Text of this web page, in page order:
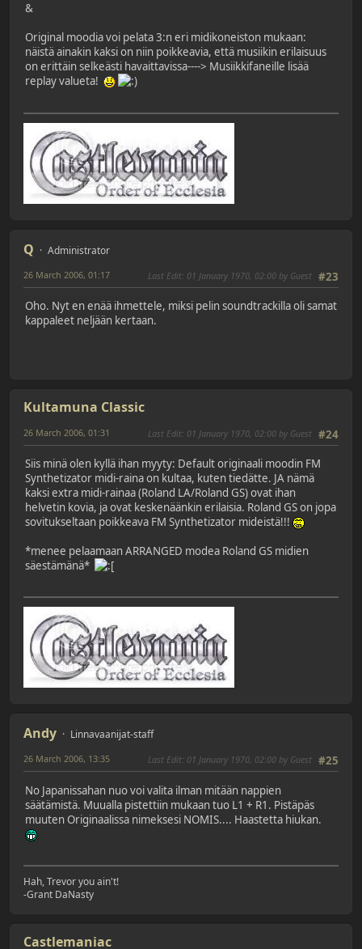
&
Original moodia voi pelata 3:n eri midikoneiston mukaan:
näistä ainakin kaksi on niin poikkeavia, että musiikin erilaisuus
on erittäin selkeästi havaittavissa----> Musiikkifaneille lisää
replay valueta!
Q Administrator
#23
26 March 2006, 01:17 Last Edit: 01 January 1970, 02:00 by Guest
Oho. Nyt en enää ihmettele, miksi pelin soundtrackilla oli samat
kappaleet neljään kertaan.
Kultamuna Classic
#24
26 March 2006, 01:31 Last Edit: 01 January 1970, 02:00 by Guest
Siis minä olen kyllä ihan myyty: Default originaali moodin FM
Synthetizator midi-raina on kultaa, kuten tiedätte. JA nämä
kaksi extra midi-rainaa (Roland LA/Roland GS) ovat ihan
helvetin kovia, ja ovat keskenäänkin erilaisia. Roland GS on jopa
sovitukseltaan poikkeava FM Synthetizator mideistä!!!
*menee pelaamaan ARRANGED modea Roland GS midien
säestämänä*
Andy Linnavaanijat-staff
#25
26 March 2006, 13:35 Last Edit: 01 January 1970, 02:00 by Guest
No Japanissahan nuo voi valita ilman mitään nappien
säätämistä. Muualla pistettiin mukaan tuo L1 + R1. Pistäpäs
muuten Originaalissa nimeksesi NOMIS.... Haastetta hiukan.
Hah, Trevor you ain't!
-Grant DaNasty
Castlemaniac